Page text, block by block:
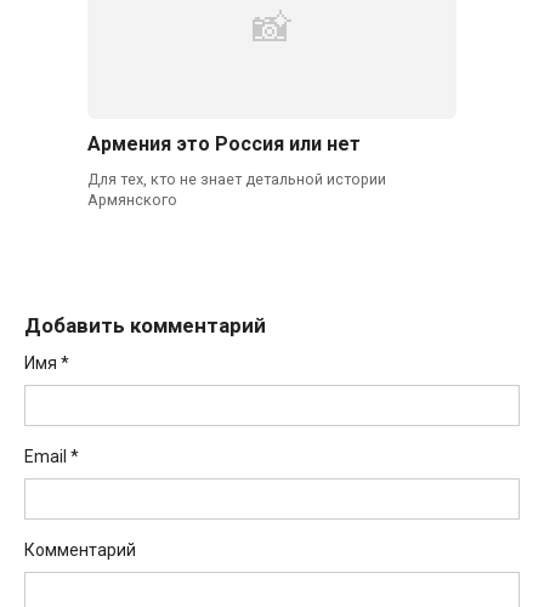
Армения это Россия или нет
Для тех, кто не знает детальной истории
Армянского
Добавить комментарий
Имя *
Email *
Комментарий